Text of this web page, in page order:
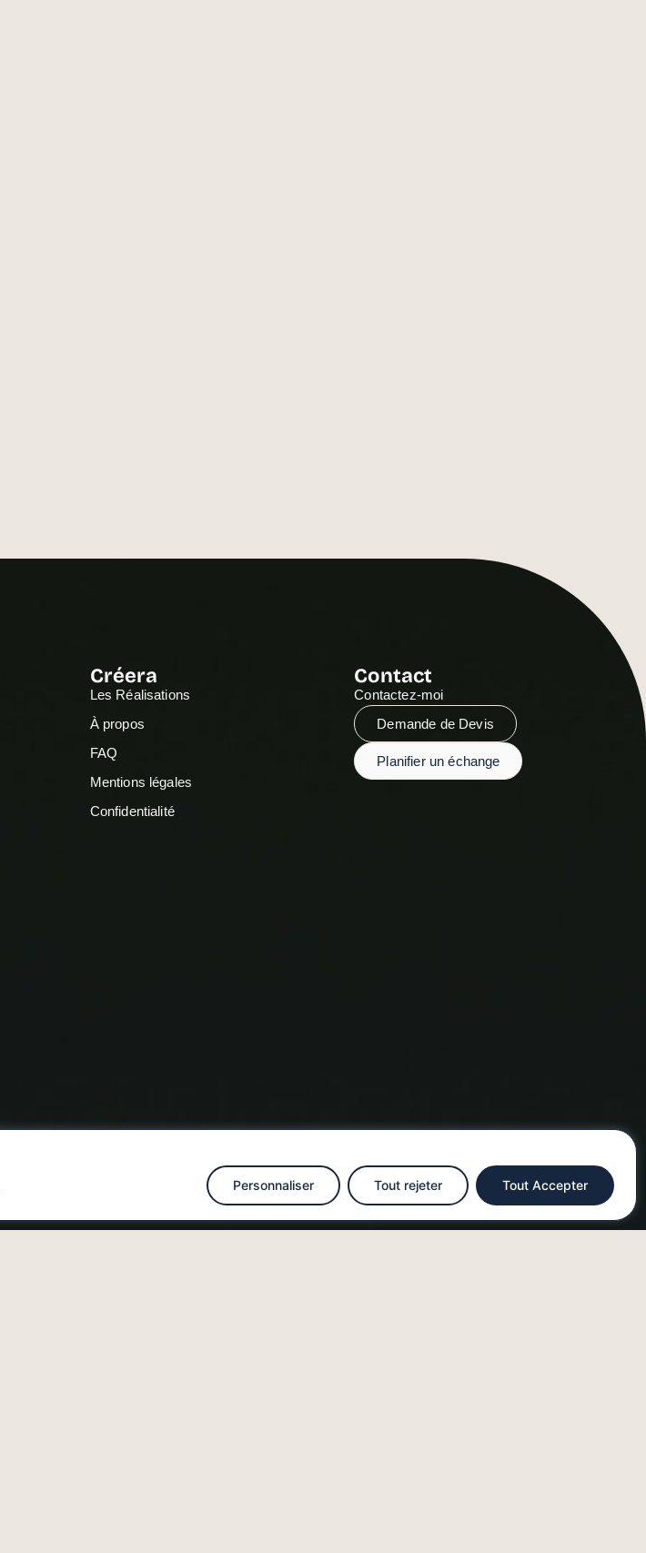
Personnaliser Tout rejeter Tout Accepter
Créera
Les Réalisations
À propos
FAQ
Mentions légales
Confidentialité
Contact
Contactez-moi
Demande de Devis
Planifier un échange